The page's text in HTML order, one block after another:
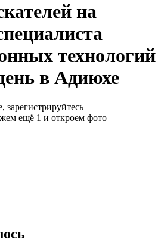
на
технологий
в Адиюхе
зарегистрируйтесь
ещё 1 и откроем фото